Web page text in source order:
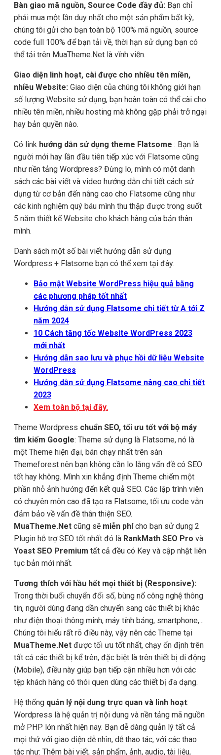
Bàn giao mã nguồn, Source Code đầy đủ: Bạn chỉ
phải mua một lần duy nhất cho một sản phẩm bất kỳ,
chúng tôi gửi cho bạn toàn bộ 100% mã nguồn, source
code full 100% để bạn tải về, thời hạn sử dụng bạn có
thể tải trên MuaTheme.Net là vĩnh viễn.
Giao diện linh hoạt, cài được cho nhiều tên miền,
nhiều Website: Giao diện của chúng tôi không giới hạn
số lượng Website sử dụng, bạn hoàn toàn có thể cài cho
nhiều tên miền, nhiều hosting mà không gặp phải trở ngại
hay bản quyền nào.
Có link hướng dẫn sử dụng theme Flatsome : Bạn là
người mới hay lần đầu tiên tiếp xúc với Flatsome cũng
như nền tảng Wordpress? Đừng lo, mình có một danh
sách các bài viết và video hướng dẫn chi tiết cách sử
dụng từ cơ bản đến nâng cao cho Flatsome cũng như
các kinh nghiệm quý báu mình thu thập được trong suốt
5 năm thiết kế Website cho khách hàng của bản thân
mình.
Danh sách một số bài viết hướng dẫn sử dụng
Wordpress + Flatsome bạn có thể xem tại đây:
Bảo mật Website WordPress hiệu quả bằng
các phương pháp tốt nhất
Hướng dẫn sử dụng Flatsome chi tiết từ A tới Z
năm 2024
10 Cách tăng tốc Website WordPress 2023
mới nhất
Hướng dẫn sao lưu và phục hồi dữ liệu Website
WordPress
Hướng dẫn sử dụng Flatsome nâng cao chi tiết
2023
Xem toàn bộ tại đây.
Theme Wordpress chuẩn SEO, tối ưu tốt với bộ máy
tìm kiếm Google: Theme sử dụng là Flatsome, nó là
một Theme hiện đại, bán chạy nhất trên sàn
Themeforest nên bạn không cần lo lắng vấn đề có SEO
tốt hay không. Mình xin khẳng định Theme chiếm một
phần nhỏ ảnh hướng đến kết quả SEO. Các lập trình viên
có chuyên môn cao đã tạo ra Flatsome, tối ưu code vẫn
đảm bảo về vấn đề thân thiện SEO.
MuaTheme.Net cũng sẽ miễn phícho bạn sử dụng 2
Plugin hỗ trợ SEO tốt nhất đó là RankMath SEO Pro và
Yoast SEO Premium tất cả đều có Key và cập nhật liên
tục bản mới nhất.
Tương thích với hầu hết mọi thiết bị (Responsive):
Trong thời buổi chuyển đổi số, bùng nổ công nghệ thông
tin, người dùng đang dần chuyển sang các thiết bị khác
như điện thoại thông minh, máy tính bảng, smartphone,...
Chúng tôi hiểu rất rõ điều này, vậy nên các Theme tại
MuaTheme.Net được tối ưu tốt nhất, chạy ổn định trên
tất cả các thiết bị kể trên, đặc biệt là trên thiết bị di động
(Mobile), điều này giúp bạn tiếp cận nhiều hơn với các
tệp khách hàng có thói quen dùng các thiết bị đa dạng.
Hệ thống quản lý nội dung trực quan và linh hoạt:
Wordpress là hệ quản trị nội dung và nền tảng mã nguồn
mở PHP lớn nhất hiện nay. Bạn dễ dàng quản lý tất cả
mọi thứ với giao diện dễ nhìn, dễ thao tác, với các thao
tác như: Thêm bài viết, sản phẩm, ảnh, audio, tài liệu,